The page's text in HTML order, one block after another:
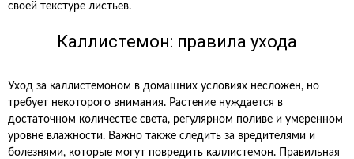
своей текстуре листьев.
Каллистемон: правила ухода
Уход за каллистемоном в домашних условиях несложен, но
требует некоторого внимания. Растение нуждается в
достаточном количестве света, регулярном поливе и умеренном
уровне влажности. Важно также следить за вредителями и
болезнями, которые могут повредить каллистемон. Правильная